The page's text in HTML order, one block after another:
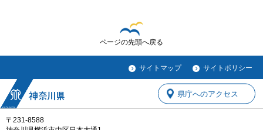
ページの先頭へ戻る
サイトマップ サイトポリシー
〒231-8588
県庁へのアクセス